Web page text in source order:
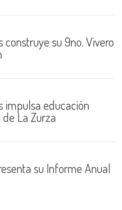
construye su 9no. Vivero
impulsa educación
La Zurza
su Informe Anual